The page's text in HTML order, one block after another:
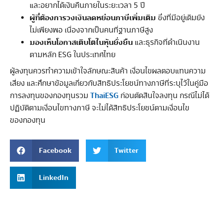
และอยากได้เงินคืนภายในระยะเวลา 5 ปี
ผู้ที่ต้องการวงเงินลดหย่อนภาษีเพิ่มเติม ซึ่งที่มีอยู่เดิมยัง
ไม่เพียงพอ เนื่องจากเป็นคนที่ฐานภาษีสูง
มองเห็นโอกาสเติบโตในหุ้นยั่งยืน และธุรกิจที่ดำเนินงาน
ตามหลัก ESG ในประเทศไทย
ผู้ลงทุนควรทำความเข้าใจลักษณะสินค้า เงื่อนไขผลตอบแทนความ
เสี่ยง และศึกษาข้อมูลเกี่ยวกับสิทธิประโยชน์ทางภาษีที่ระบุไว้ในคู่มือ
การลงทุนของกองทุนรวม ThaiESG ก่อนตัดสินใจลงทุน กรณีไม่ได้
ปฏิบัติตามเงื่อนไขทางภาษี จะไม่ได้สิทธิประโยชน์ตามเงื่อนไข
ของกองทุน
Facebook Twitter
LinkedIn